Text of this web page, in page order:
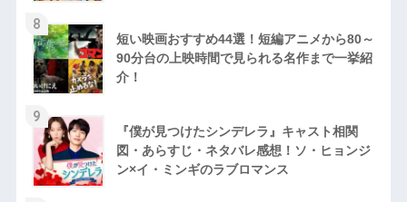
8
短い映画おすすめ44選！短編アニメから80～
90分台の上映時間で見られる名作まで一挙紹
介！
9
『僕が見つけたシンデレラ』キャスト相関
図・あらすじ・ネタバレ感想！ソ・ヒョンジ
ン×イ・ミンギのラブロマンス